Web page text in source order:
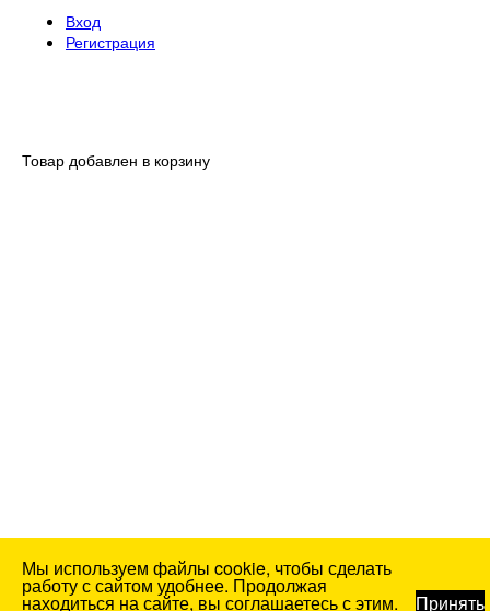
Вход
Регистрация
Товар добавлен в корзину
Мы используем файлы cookie, чтобы сделать
работу с сайтом удобнее. Продолжая
находиться на сайте, вы соглашаетесь с этим. Принять